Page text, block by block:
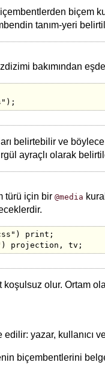
biçem
tanım-yeri
bakımından
belirtebilir ve
ayraçlı olarak
türü için bir @media
print;
olur. Ortam
yazar, kullanıcı
biçembentlerini